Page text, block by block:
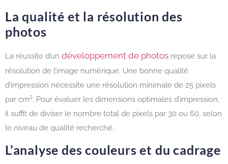
La qualité et la résolution des
photos
La réussite d’un développement de photos repose sur la
résolution de l’image numérique. Une bonne qualité
d’impression nécessite une résolution minimale de 25 pixels
par cm². Pour évaluer les dimensions optimales d’impression,
il suffit de diviser le nombre total de pixels par 30 ou 60, selon
le niveau de qualité recherché.
L’analyse des couleurs et du cadrage